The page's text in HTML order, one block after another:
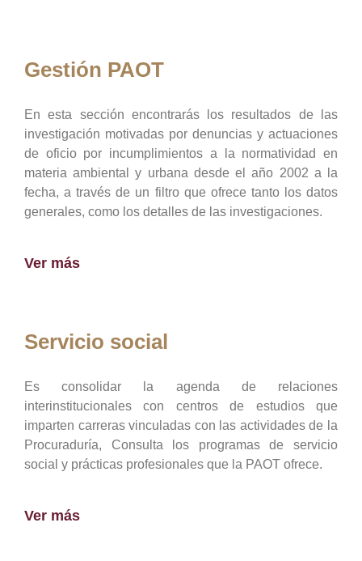
Gestión PAOT
En esta sección encontrarás los resultados de las
investigación motivadas por denuncias y actuaciones
de oficio por incumplimientos a la normatividad en
materia ambiental y urbana desde el año 2002 a la
fecha, a través de un filtro que ofrece tanto los datos
generales, como los detalles de las investigaciones.
Ver más
Servicio social
Es consolidar la agenda de relaciones
interinstitucionales con centros de estudios que
imparten carreras vinculadas con las actividades de la
Procuraduría, Consulta los programas de servicio
social y prácticas profesionales que la PAOT ofrece.
Ver más